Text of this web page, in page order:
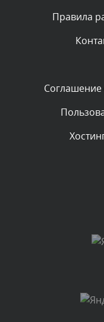
администратором.
Комментарий
администратором.
Комментарий
Текст
Комментарий
Текст
администратором.
Текст
администратором.
Правила